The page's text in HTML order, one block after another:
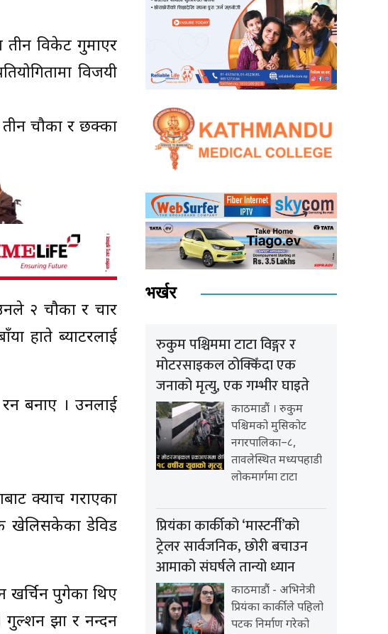
तीन विकेट गुमाएर
विजयी
चौका र छक्का
२ चौका र चार
हाते ब्याटरलाई
बनाए । उनलाई
क्याच गराएका
खेलिसकेका डेविड
खर्चिन पुगेका थिए
गुल्शन झा र नन्दन
भर्खर
रुकुम पश्चिममा टाटा विङ्गर र
मोटरसाइकल ठोक्किँदा एक
जनाको मृत्यु, एक गम्भीर घाइते
काठमाडौं । रुकुम
पश्चिमको मुसिकोट
नगरपालिका–८,
तावलेस्थित मध्यपहाडी
लोकमार्गमा टाटा
प्रियंका कार्कीको ‘मास्टर्नी’को
ट्रेलर सार्वजनिक, छोरी बचाउन
आमाको संघर्षले तान्यो ध्यान
काठमाडौं - अभिनेत्री
प्रियंका कार्कीले पहिलो
पटक निर्माण गरेको